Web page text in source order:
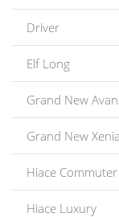
Driver
Elf Long
Grand New
Grand New Xenia
Hiace Commuter
Hiace Luxury